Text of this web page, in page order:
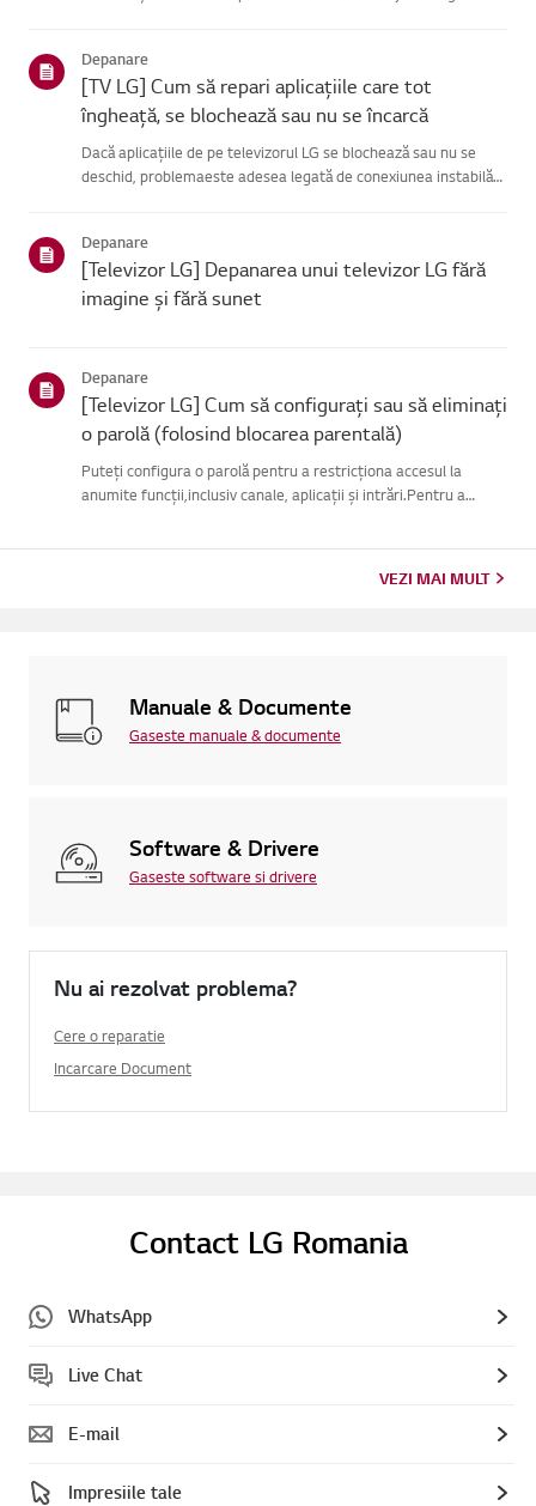
Depanare
[TV LG] Cum să repari aplicațiile care tot
îngheață, se blochează sau nu se încarcă
Dacă aplicațiile de pe televizorul LG se blochează sau nu se
deschid, problemaeste adesea legată de conexiunea instabilă
Depanare
[Televizor LG] Depanarea unui televizor LG fără
imagine și fără sunet
Depanare
[Televizor LG] Cum să configurați sau să eliminați
o parolă (folosind blocarea parentală)
Puteți configura o parolă pentru a restricționa accesul la
anumite funcții,inclusiv canale, aplicații și intrări.Pentru a
VEZI MAI MULT
Manuale & Documente
Gaseste manuale & documente
Software & Drivere
Gaseste software si drivere
Nu ai rezolvat problema?
Cere o reparatie
Incarcare Document
Contact LG Romania
WhatsApp
Live Chat
E-mail
Impresiile tale